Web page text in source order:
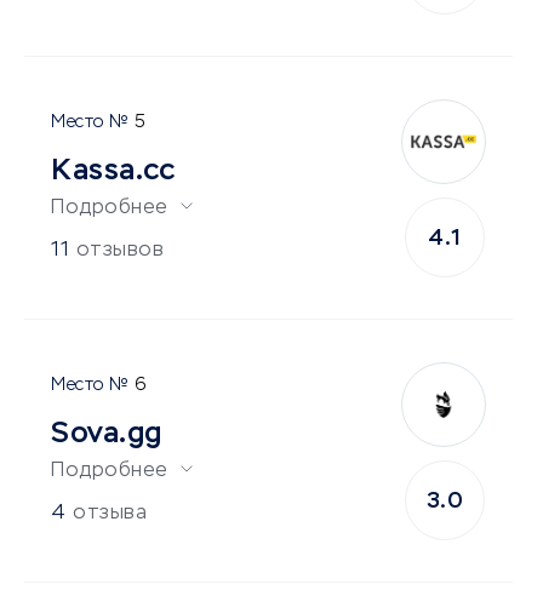
5
Kassa.cc
Подробнее
11 отзывов
4.1
6
Sova.gg
Подробнее
4 отзыва
3.0